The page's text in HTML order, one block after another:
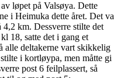
løpet på Valsøya. Dette
i Heimuka dette året. Det
km. Dessverre stilte det
18, satte det i gang et
alle deltakerne vart skikkelig
i kortløypa, men måtte gi
post 6 feilplassert, så